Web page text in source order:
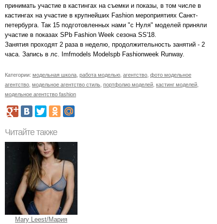
принимать участие в кастингах на съемки и показы, в том числе в
кастингах на участие в крупнейших Fashion мероприятиях Санкт-
петербурга. Так 15 подготовленных нами "с Нуля" моделей приняли
участие в показах SPb Fashion Week сезона SS'18.
Занятия проходят 2 раза в неделю, продолжительность занятий - 2
часа. Запись в лс. Imfmodels Modelspb Fashionweek Runway.
Категории: модельная школа работа моделью агентство фото модельное
агентство модельное агентство стиль портфолио моделей кастинг моделей
модельное агентство fashion
Читайте также
Mary Leest/Мария